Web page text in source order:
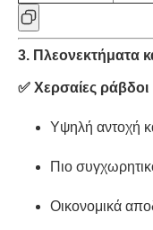
3. Πλεονεκτήματα
✅ Χερσαίες
Υψηλή αντοχή
Πιο
Οικονομικά